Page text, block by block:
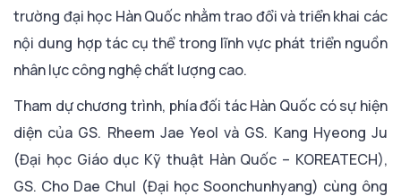
trường đại học Hàn Quốc nhằm trao đổi và triển khai các
nội dung hợp tác cụ thể trong lĩnh vực phát triển nguồn
nhân lực công nghệ chất lượng cao.
Tham dự chương trình, phía đối tác Hàn Quốc có sự hiện
diện của GS. Rheem Jae Yeol và GS. Kang Hyeong Ju
(Đại học Giáo dục Kỹ thuật Hàn Quốc – KOREATECH),
GS. Cho Dae Chul (Đại học Soonchunhyang) cùng ông